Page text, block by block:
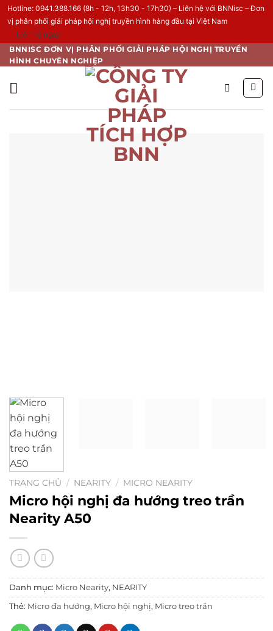
Hotline: 0941.388.166 (8h - 12h, 13h30 - 17h30) – Liên hệ với BNNisc – Đơn
vị phân phối giải pháp hội nghị truyền hình hàng đầu tại Việt Nam
Liên hệ ngay
Skip
to
content
BNNISC ĐƠN VỊ PHÂN PHỐI GIẢI PHÁP HỘI NGHỊ TRUYỀN
HÌNH CHUYÊN NGHIỆP
TRANG CHỦ / NEARITY / MICRO NEARITY
Micro hội nghị đa hướng treo trần
Nearity A50
Danh mục: Micro Nearity, NEARITY
Thẻ: Micro đa hướng, Micro hội nghị, Micro treo trần